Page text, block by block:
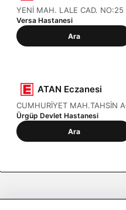
YENİ MAH. LALE CAD. NO:25
Versa Hastanesi
Ara
ATAN Eczanesi
CUMHURİYET MAH.TAHSİN
Ürgüp Devlet Hastanesi
Ara